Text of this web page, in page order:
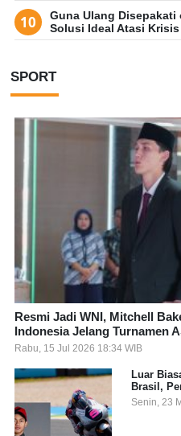
Guna Ulang
Solusi Ideal Atasi
SPORT
Resmi Jadi WNI, Mitchell
Indonesia Jelang Turnamen
Rabu, 15 Jul 2026 18:34 WIB
Luar
Brasil,
Grand
Senin, 23